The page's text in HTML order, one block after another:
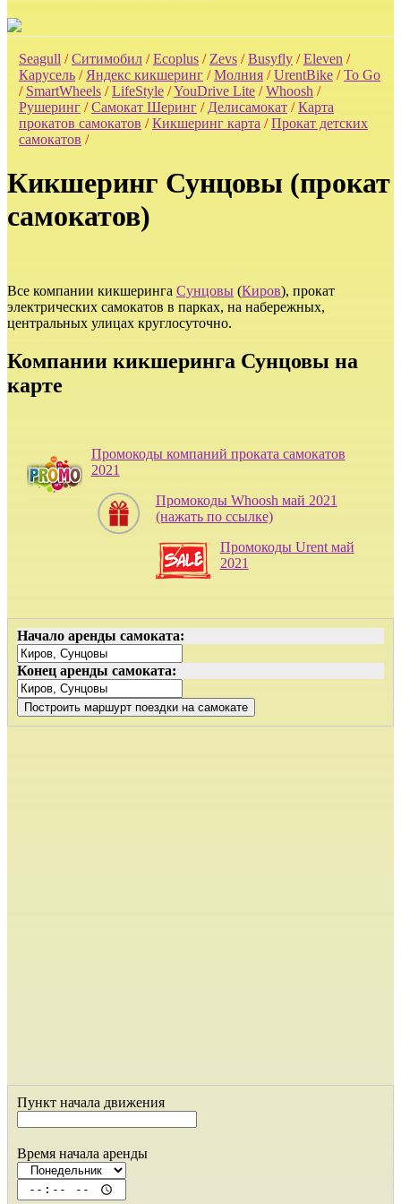
Seagull /Ситимобил/Ecoplus/ Zevs/Busyfly/Eleven /
Карусель/ Яндекс кикшеринг/Молния/UrentBike/To Go
/ SmartWheels/LifeStyle/YouDrive Lite/Whoosh /
Рушеринг/Самокат Шеринг/ Делисамокат/Карта
прокатов самокатов /Кикшеринг карта /Прокат детских
самокатов /
Кикшеринг Сунцовы (прокат
самокатов)
Все компании кикшеринга Сунцовы (Киров), прокат
электрических самокатов в парках, на набережных,
центральных улицах круглосуточно.
Компании кикшеринга Сунцовы на
карте
Промокоды компаний проката самокатов
2021
Промокоды Whoosh май 2021
(нажать по ссылке)
Промокоды Urent май
2021
Начало аренды самоката:
Конец аренды самоката:
Пункт начала движения
Время начала аренды